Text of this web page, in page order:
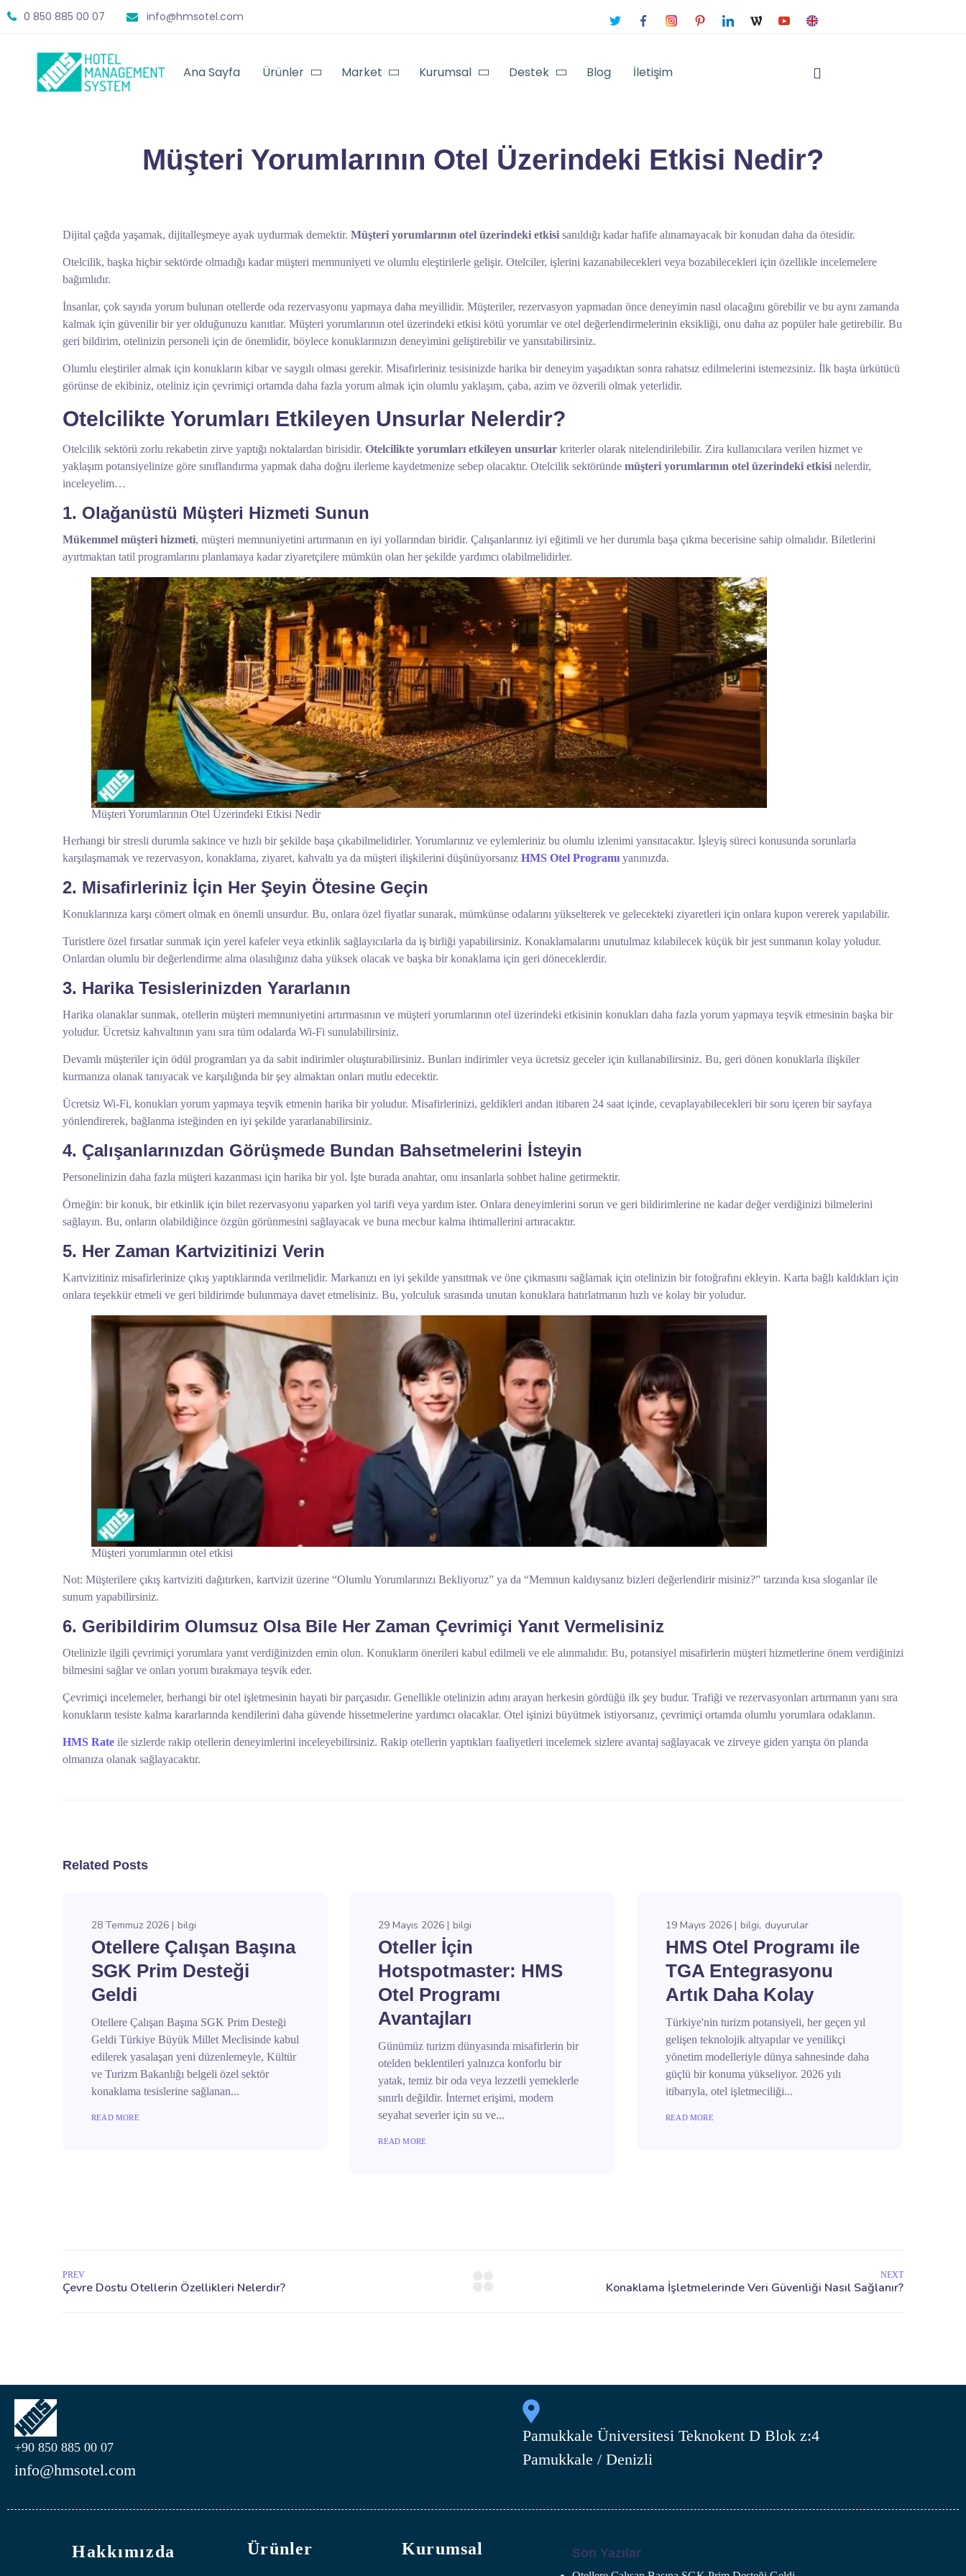
0 850 885 00 07 info@hmsotel.com
Ana Sayfa Ürünler Market Kurumsal Destek Blog İletişim
Müşteri Yorumlarının Otel Üzerindeki Etkisi Nedir?
Dijital çağda yaşamak, dijitalleşmeye ayak uydurmak demektir. Müşteri yorumlarının otel üzerindeki etkisi sanıldığı kadar hafife alınamayacak bir konudan daha da ötesidir.
Otelcilik, başka hiçbir sektörde olmadığı kadar müşteri memnuniyeti ve olumlu eleştirilerle gelişir. Otelciler, işlerini kazanabilecekleri veya bozabilecekleri için özellikle incelemelere
bağımlıdır.
İnsanlar, çok sayıda yorum bulunan otellerde oda rezervasyonu yapmaya daha meyillidir. Müşteriler, rezervasyon yapmadan önce deneyimin nasıl olacağını görebilir ve bu aynı zamanda
kalmak için güvenilir bir yer olduğunuzu kanıtlar. Müşteri yorumlarının otel üzerindeki etkisi kötü yorumlar ve otel değerlendirmelerinin eksikliği, onu daha az popüler hale getirebilir. Bu
geri bildirim, otelinizin personeli için de önemlidir, böylece konuklarınızın deneyimini geliştirebilir ve yansıtabilirsiniz.
Olumlu eleştiriler almak için konukların kibar ve saygılı olması gerekir. Misafirleriniz tesisinizde harika bir deneyim yaşadıktan sonra rahatsız edilmelerini istemezsiniz. İlk başta ürkütücü
görünse de ekibiniz, oteliniz için çevrimiçi ortamda daha fazla yorum almak için olumlu yaklaşım, çaba, azim ve özverili olmak yeterlidir.
Otelcilikte Yorumları Etkileyen Unsurlar Nelerdir?
Otelcilik sektörü zorlu rekabetin zirve yaptığı noktalardan birisidir. Otelcilikte yorumları etkileyen unsurlar kriterler olarak nitelendirilebilir. Zira kullanıcılara verilen hizmet ve
yaklaşım potansiyelinize göre sınıflandırma yapmak daha doğru ilerleme kaydetmenize sebep olacaktır. Otelcilik sektöründe müşteri yorumlarının otel üzerindeki etkisi nelerdir,
inceleyelim…
1. Olağanüstü Müşteri Hizmeti Sunun
Mükemmel müşteri hizmeti, müşteri memnuniyetini artırmanın en iyi yollarından biridir. Çalışanlarınız iyi eğitimli ve her durumla başa çıkma becerisine sahip olmalıdır. Biletlerini
ayırtmaktan tatil programlarını planlamaya kadar ziyaretçilere mümkün olan her şekilde yardımcı olabilmelidirler.
Müşteri Yorumlarının Otel Üzerindeki Etkisi Nedir
Herhangi bir stresli durumla sakince ve hızlı bir şekilde başa çıkabilmelidirler. Yorumlarınız ve eylemleriniz bu olumlu izlenimi yansıtacaktır. İşleyiş süreci konusunda sorunlarla
karşılaşmamak ve rezervasyon, konaklama, ziyaret, kahvaltı ya da müşteri ilişkilerini düşünüyorsanız HMS Otel Programı yanınızda.
2. Misafirleriniz İçin Her Şeyin Ötesine Geçin
Konuklarınıza karşı cömert olmak en önemli unsurdur. Bu, onlara özel fiyatlar sunarak, mümkünse odalarını yükselterek ve gelecekteki ziyaretleri için onlara kupon vererek yapılabilir.
Turistlere özel fırsatlar sunmak için yerel kafeler veya etkinlik sağlayıcılarla da iş birliği yapabilirsiniz. Konaklamalarını unutulmaz kılabilecek küçük bir jest sunmanın kolay yoludur.
Onlardan olumlu bir değerlendirme alma olasılığınız daha yüksek olacak ve başka bir konaklama için geri döneceklerdir.
3. Harika Tesislerinizden Yararlanın
Harika olanaklar sunmak, otellerin müşteri memnuniyetini artırmasının ve müşteri yorumlarının otel üzerindeki etkisinin konukları daha fazla yorum yapmaya teşvik etmesinin başka bir
yoludur. Ücretsiz kahvaltının yanı sıra tüm odalarda Wi-Fi sunulabilirsiniz.
Devamlı müşteriler için ödül programları ya da sabit indirimler oluşturabilirsiniz. Bunları indirimler veya ücretsiz geceler için kullanabilirsiniz. Bu, geri dönen konuklarla ilişkiler
kurmanıza olanak tanıyacak ve karşılığında bir şey almaktan onları mutlu edecektir.
Ücretsiz Wi-Fi, konukları yorum yapmaya teşvik etmenin harika bir yoludur. Misafirlerinizi, geldikleri andan itibaren 24 saat içinde, cevaplayabilecekleri bir soru içeren bir sayfaya
yönlendirerek, bağlanma isteğinden en iyi şekilde yararlanabilirsiniz.
4. Çalışanlarınızdan Görüşmede Bundan Bahsetmelerini İsteyin
Personelinizin daha fazla müşteri kazanması için harika bir yol. İşte burada anahtar, onu insanlarla sohbet haline getirmektir.
Örneğin: bir konuk, bir etkinlik için bilet rezervasyonu yaparken yol tarifi veya yardım ister. Onlara deneyimlerini sorun ve geri bildirimlerine ne kadar değer verdiğinizi bilmelerini
sağlayın. Bu, onların olabildiğince özgün görünmesini sağlayacak ve buna mecbur kalma ihtimallerini artıracaktır.
5. Her Zaman Kartvizitinizi Verin
Kartvizitiniz misafirlerinize çıkış yaptıklarında verilmelidir. Markanızı en iyi şekilde yansıtmak ve öne çıkmasını sağlamak için otelinizin bir fotoğrafını ekleyin. Karta bağlı kaldıkları için
onlara teşekkür etmeli ve geri bildirimde bulunmaya davet etmelisiniz. Bu, yolculuk sırasında unutan konuklara hatırlatmanın hızlı ve kolay bir yoludur.
Müşteri yorumlarının otel etkisi
Not: Müşterilere çıkış kartviziti dağıtırken, kartvizit üzerine “Olumlu Yorumlarınızı Bekliyoruz” ya da “Memnun kaldıysanız bizleri değerlendirir misiniz?” tarzında kısa sloganlar ile
sunum yapabilirsiniz.
6. Geribildirim Olumsuz Olsa Bile Her Zaman Çevrimiçi Yanıt Vermelisiniz
Otelinizle ilgili çevrimiçi yorumlara yanıt verdiğinizden emin olun. Konukların önerileri kabul edilmeli ve ele alınmalıdır. Bu, potansiyel misafirlerin müşteri hizmetlerine önem verdiğinizi
bilmesini sağlar ve onları yorum bırakmaya teşvik eder.
Çevrimiçi incelemeler, herhangi bir otel işletmesinin hayati bir parçasıdır. Genellikle otelinizin adını arayan herkesin gördüğü ilk şey budur. Trafiği ve rezervasyonları artırmanın yanı sıra
konukların tesiste kalma kararlarında kendilerini daha güvende hissetmelerine yardımcı olacaklar. Otel işinizi büyütmek istiyorsanız, çevrimiçi ortamda olumlu yorumlara odaklanın.
HMS Rate ile sizlerde rakip otellerin deneyimlerini inceleyebilirsiniz. Rakip otellerin yaptıkları faaliyetleri incelemek sizlere avantaj sağlayacak ve zirveye giden yarışta ön planda
olmanıza olanak sağlayacaktır.
Related Posts
28 Temmuz 2026 bilgi
Otellere Çalışan Başına
SGK Prim Desteği
Geldi
Otellere Çalışan Başına SGK Prim Desteği
Geldi Türkiye Büyük Millet Meclisinde kabul
edilerek yasalaşan yeni düzenlemeyle, Kültür
ve Turizm Bakanlığı belgeli özel sektör
konaklama tesislerine sağlanan...
READ MORE
29 Mayıs 2026 bilgi
Oteller İçin
Hotspotmaster: HMS
Otel Programı
Avantajları
Günümüz turizm dünyasında misafirlerin bir
otelden beklentileri yalnızca konforlu bir
yatak, temiz bir oda veya lezzetli yemeklerle
sınırlı değildir. İnternet erişimi, modern
seyahat severler için su ve...
READ MORE
19 Mayıs 2026 bilgi duyurular
HMS Otel Programı ile
TGA Entegrasyonu
Artık Daha Kolay
Türkiye'nin turizm potansiyeli, her geçen yıl
gelişen teknolojik altyapılar ve yenilikçi
yönetim modelleriyle dünya sahnesinde daha
güçlü bir konuma yükseliyor. 2026 yılı
itibarıyla, otel işletmeciliği...
READ MORE
PREV NEXT
+90 850 885 00 07
info@hmsotel.com
Pamukkale Üniversitesi Teknokent D Blok z:4
Pamukkale / Denizli
Hakkımızda Ürünler Kurumsal Son Yazılar